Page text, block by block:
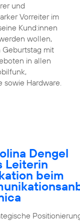
und
Vorreiter im
Kund:innen
wollen,
mit
in allen
sowie Hardware.
Dengel
Leiterin
beim